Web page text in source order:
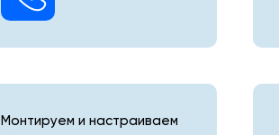
Монтируем и настраиваем